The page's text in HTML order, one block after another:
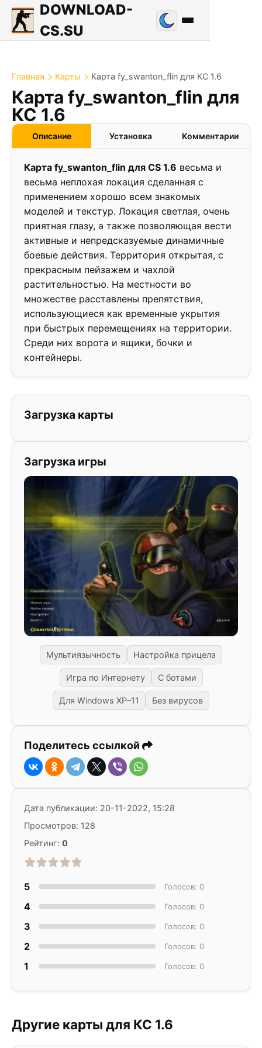
DOWNLOAD-
CS.SU
Главная Карты Карта fy_swanton_flin для КС 1.6
Карта fy_swanton_flin для
КС 1.6
❮ ❯
0.9
Описание Установка Комментарии
Карта fy_swanton_flin для CS 1.6 весьма и
весьма неплохая локация сделанная с
применением хорошо всем знакомых
моделей и текстур. Локация светлая, очень
приятная глазу, а также позволяющая вести
активные и непредсказуемые динамичные
боевые действия. Территория открытая, с
прекрасным пейзажем и чахлой
растительностью. На местности во
множестве расставлены препятствия,
использующиеся как временные укрытия
при быстрых перемещениях на территории.
Среди них ворота и ящики, бочки и
контейнеры.
Загрузка карты
Загрузка игры
Мультиязычность Настройка прицела
Игра по Интернету С ботами
Для Windows XP–11 Без вирусов
Поделитесь ссылкой
Дата публикации: 20-11-2022, 15:28
Просмотров: 128
Рейтинг: 0
5 Голосов: 0
4 Голосов: 0
3 Голосов: 0
2 Голосов: 0
1 Голосов: 0
Другие карты для КС 1.6